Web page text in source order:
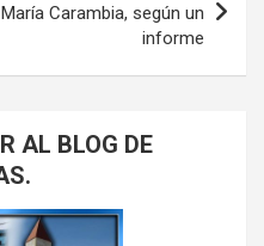
Carambia, según un
informe
AL BLOG DE